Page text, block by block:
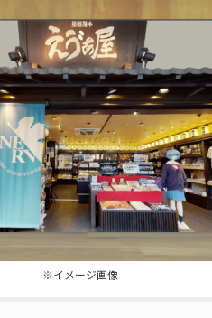
※イメージ画像